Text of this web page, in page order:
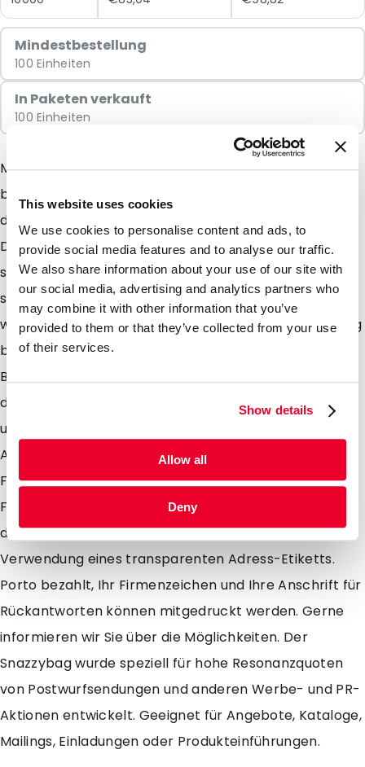
This website uses cookies
We use cookies to personalise content and ads, to
provide social media features and to analyse our traffic.
We also share information about your use of our site with
our social media, advertising and analytics partners who
may combine it with other information that you’ve
provided to them or that they’ve collected from your use
of their services.
Show details
Allow all
Deny
Mindestbestellung
100 Einheiten
In Paketen verkauft
100 Einheiten
Mit dem Snazzybag erzielen Sie immer das denkbar
beste Ergebnis. Diese auffällige Verpackung sorgt
dafür, dass Ihre Sendung immer zuerst geöffnet wird.
Der Inhalt der Verpackung erhält eine sympathische,
spannende und attraktive Ausstrahlung. Und das wirkt
sich natürlich positiv auf die Resonanz aus! Erst recht,
wenn Sie die Mailbags auch noch ein- oder mehrfarbig
bedrucken lassen. Die Möglichkeit einer einfarbigen
Bedruckung ist bereit ab 500 Stück möglich. Neu ist
das Format Notarumschlag (DIN A4 Längs gefaltet)
und zusammen mit den bestehenden Formaten DIN
A4, DIN A5, DIN A6 und den rechteckigen und kleinen
Formaten findet sich also immer ein geeignetes
Format. Sie können die resonanzerhöhende Wirkung
der Mailbags zusätzlich noch verstärken durch
Verwendung eines transparenten Adress-Etiketts.
Porto bezahlt, Ihr Firmenzeichen und Ihre Anschrift für
Rückantworten können mitgedruckt werden. Gerne
informieren wir Sie über die Möglichkeiten. Der
Snazzybag wurde speziell für hohe Resonanzquoten
von Postwurfsendungen und anderen Werbe- und PR-
Aktionen entwickelt. Geeignet für Angebote, Kataloge,
Mailings, Einladungen oder Produkteinführungen.